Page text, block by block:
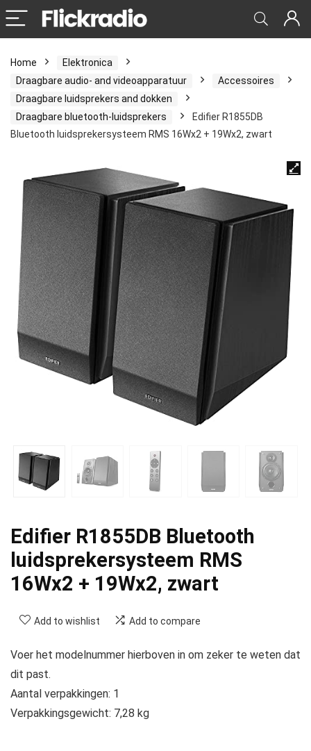
Home
Elektronica
Draagbare audio- and videoapparatuur
Accessoires
Draagbare luidsprekers and dokken
Draagbare bluetooth-luidsprekers
Edifier R1855DB
Bluetooth luidsprekersysteem RMS 16Wx2 + 19Wx2, zwart
Edifier R1855DB Bluetooth
luidsprekersysteem RMS
16Wx2 + 19Wx2, zwart
Add to wishlist Add to compare
Voer het modelnummer hierboven in om zeker te weten dat
dit past.
Aantal verpakkingen: 1
Verpakkingsgewicht: 7,28 kg